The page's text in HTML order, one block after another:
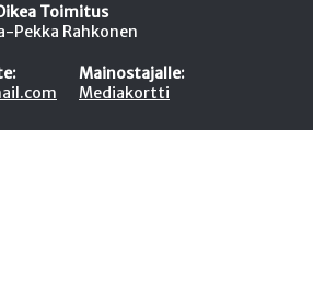
Toimitus
Pekka Rahkonen
Mainostajalle:
Mediakortti